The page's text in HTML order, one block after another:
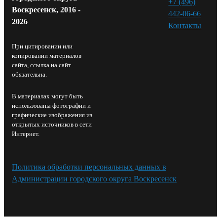
Воскресенск, 2016 -
2026
При цитировании или
копировании материалов
сайта, ссылка на сайт
обязательна.
В материалах могут быть
использованы фотографии и
графические изображения из
открытых источников в сети
Интернет.
442-06-66
Контакты⁠
Политика обработки персональных данных в
Администрации городского округа Воскресенск